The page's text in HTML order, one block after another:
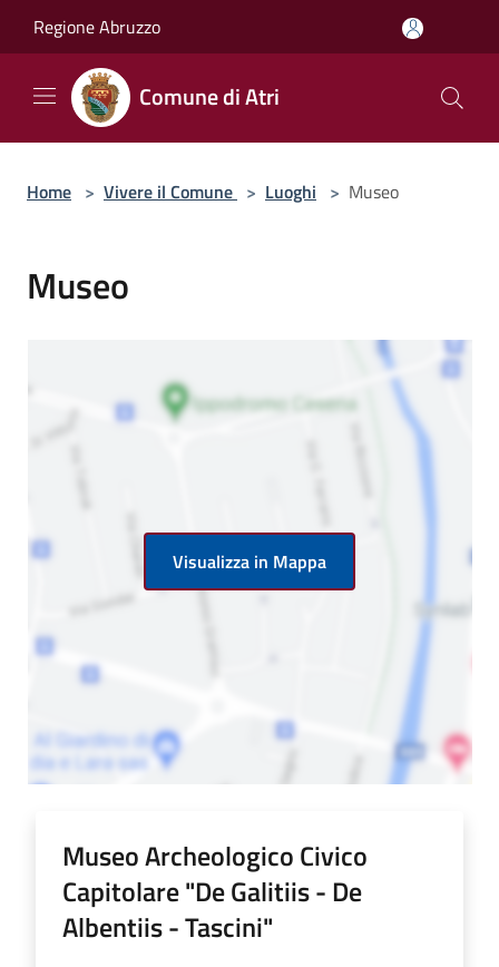
Regione Abruzzo
Comune di Atri
Home > Vivere il Comune > Luoghi > Museo
Museo
Visualizza in Mappa
Museo Archeologico Civico
Capitolare "De Galitiis - De
Albentiis - Tascini"